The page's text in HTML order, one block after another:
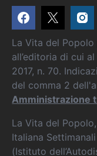
La Vita del
all’editoria di cui
2017, n. 70.
del comma 2
Amministrazione
La Vita del
Italiana
(Istituto